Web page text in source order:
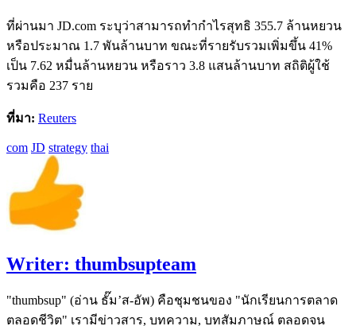
ที่ผ่านมา JD.com ระบุว่าสามารถทำกำไรสุทธิ 355.7 ล้านหยวน
หรือประมาณ 1.7 พันล้านบาท ขณะที่รายรับรวมเพิ่มขึ้น 41%
เป็น 7.62 หมื่นล้านหยวน หรือราว 3.8 แสนล้านบาท สถิติผู้ใช้
รวมคือ 237 ราย
ที่มา: Reuters
com JD strategy thai
Writer: thumbsupteam
"thumbsup" (อ่าน ธั๊ม’ส-อัพ) คือชุมชนของ "นักเรียนการตลาด
ตลอดชีวิต" เรามีข่าวสาร, บทความ, บทสัมภาษณ์ ตลอดจน